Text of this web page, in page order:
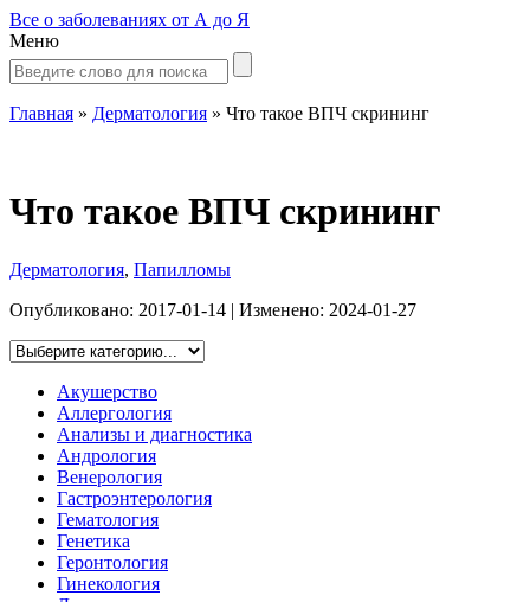
Все о заболеваниях от А до Я
Меню
Главная » Дерматология » Что такое ВПЧ скрининг
Что такое ВПЧ скрининг
Дерматология, Папилломы
Опубликовано: 2017-01-14 | Изменено: 2024-01-27
Акушерство
Аллергология
Анализы и диагностика
Андрология
Венерология
Гастроэнтерология
Гематология
Генетика
Геронтология
Гинекология